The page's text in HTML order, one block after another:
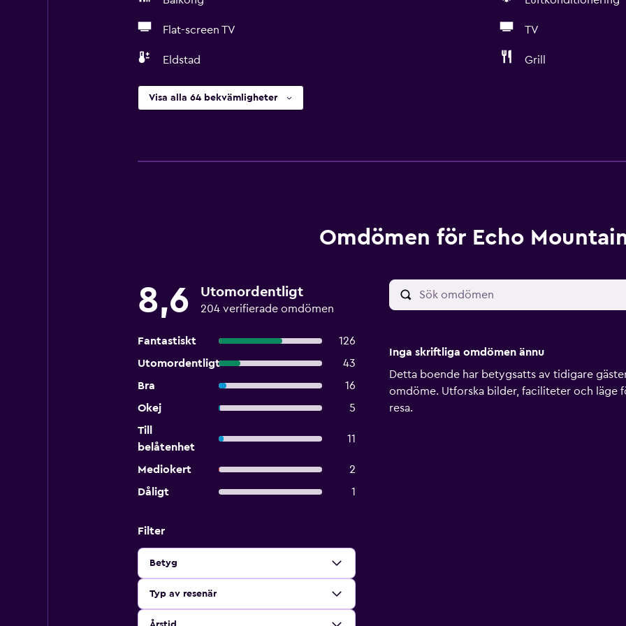
Flat-screen TV TV
Eldstad Grill
Visa alla 64 bekvämligheter
Omdömen för Echo
8,6 Utomordentligt
204 verifierade omdömen
Fantastiskt
126
Utomordentligt
43
Bra
16
Okej
5
Till
belåtenhet
11
Mediokert
2
Dåligt
1
Filter
Betyg
Typ av resenär
Inga skriftliga omdömen ännu
Detta boende har betygsatts av tidigare
omdöme. Utforska bilder, faciliteter och läge
resa.